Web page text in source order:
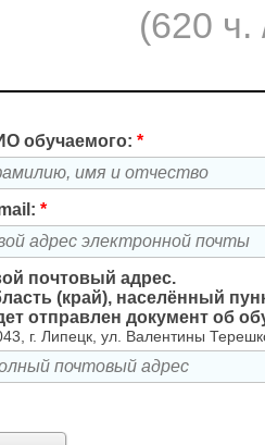
(620
обучаемого: *
*
почтовый адрес.
(край), населённый
отправлен документ об
г. Липецк, ул. Валентины